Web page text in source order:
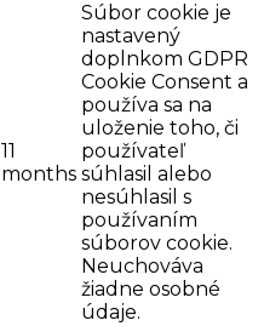
11
months
Súbor cookie je
nastavený
doplnkom GDPR
Cookie Consent a
používa sa na
uloženie toho, či
používateľ
súhlasil alebo
nesúhlasil s
používaním
súborov cookie.
Neuchováva
žiadne osobné
údaje.